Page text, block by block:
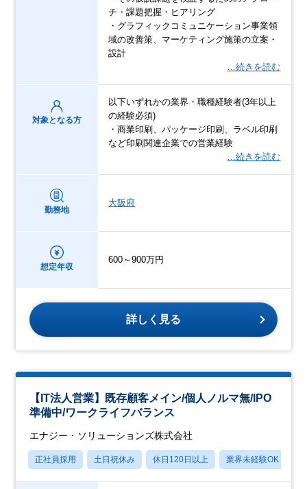
チ・課題把握・ヒアリング
・グラフィックコミュニケーション事業領
域の改善策、マーケティング施策の立案・
設計
…続きを読む
対象となる方
以下いずれかの業界・職種経験者(3年以上
の経験必須)
・商業印刷、パッケージ印刷、ラベル印刷
など印刷関連企業での営業経験
…続きを読む
勤務地
大阪府
想定年収
600～900万円
詳しく見る
【IT法人営業】既存顧客メイン/個人ノルマ無/IPO
準備中/ワークライフバランス
エナジー・ソリューションズ株式会社
正社員採用 土日祝休み 休日120日以上 業界未経験OK